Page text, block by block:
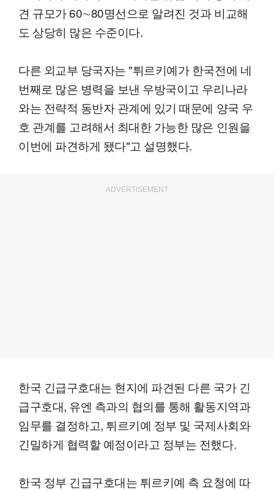
견 규모가 60∼80명선으로 알려진 것과 비교해
도 상당히 많은 수준이다.
다른 외교부 당국자는 "튀르키예가 한국전에 네
번째로 많은 병력을 보낸 우방국이고 우리나라
와는 전략적 동반자 관계에 있기 때문에 양국 우
호 관계를 고려해서 최대한 가능한 많은 인원을
이번에 파견하게 됐다"고 설명했다.
ADVERTISEMENT
한국 긴급구호대는 현지에 파견된 다른 국가 긴
급구호대, 유엔 측과의 협의를 통해 활동지역과
임무를 결정하고, 튀르키예 정부 및 국제사회와
긴밀하게 협력할 예정이라고 정부는 전했다.
한국 정부 긴급구호대는 튀르키예 측 요청에 따